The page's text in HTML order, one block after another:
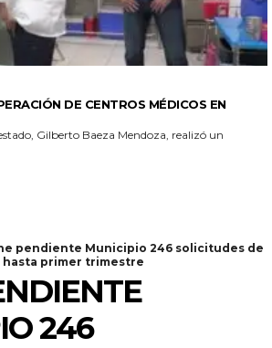
DE CENTROS MÉDICOS EN
Gilberto Baeza Mendoza, realizó un